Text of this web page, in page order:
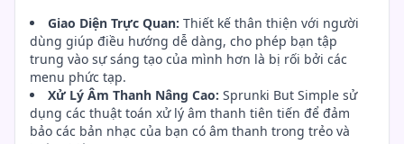
Giao Diện Trực Quan: Thiết kế thân thiện với người
dùng giúp điều hướng dễ dàng, cho phép bạn tập
trung vào sự sáng tạo của mình hơn là bị rối bởi các
menu phức tạp.
Xử Lý Âm Thanh Nâng Cao: Sprunki But Simple sử
dụng các thuật toán xử lý âm thanh tiên tiến để đảm
bảo các bản nhạc của bạn có âm thanh trong trẻo và